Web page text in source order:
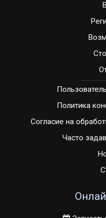
Политика
Согласие на
Часто